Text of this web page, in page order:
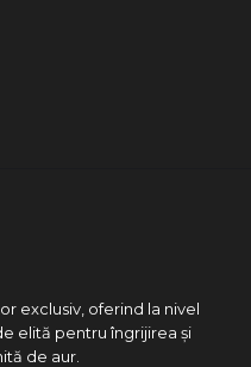
exclusiv, oferind la nivel
elită pentru îngrijirea și
de aur.